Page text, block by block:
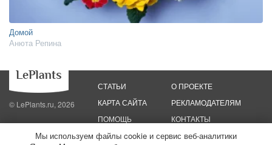
Домой
Анюта Репина
© LePlants.ru, 2026
СТАТЬИ
КАРТА САЙТА
ПОМОЩЬ
О ПРОЕКТЕ
РЕКЛАМОДАТЕЛЯМ
КОНТАКТЫ
Мы используем файлы cookie и сервис веб-аналитики